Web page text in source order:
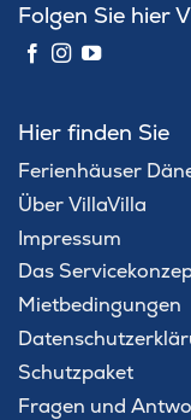
Folgen Sie hier
Hier finden Sie
Ferienhäuser
Über VillaVilla
Impressum
Das
Mietbedingungen
Schutzpaket
Fragen und